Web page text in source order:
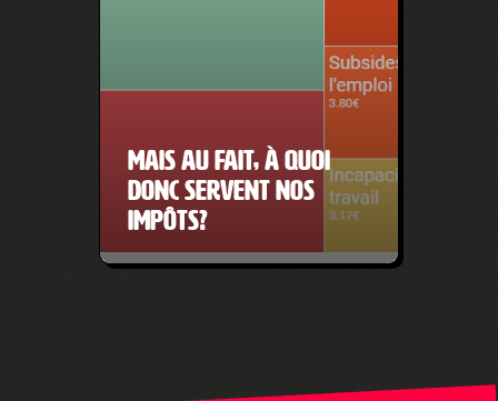
Mais au fait, à quoi
donc servent nos
impôts?